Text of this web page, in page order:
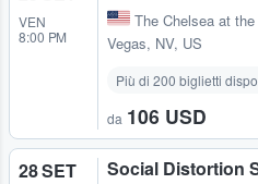
VEN
8:00 PM
The Chelsea at
Vegas, NV, US
Più di 200 biglietti
da 106 USD
28 SET Social Distortion